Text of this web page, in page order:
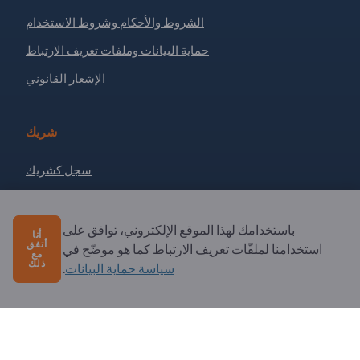
الشروط والأحكام وشروط الاستخدام
حماية البيانات وملفات تعريف الارتباط
الإشعار القانوني
شريك
سجل كشريك
لديك أسئلة؟
باستخدامك لهذا الموقع الإلكتروني، توافق على
استخدامنا لملفّات تعريف الارتباط كما هو موضّح في
سياسة حماية البيانات.
أنا
أتفق
مع
ذلك